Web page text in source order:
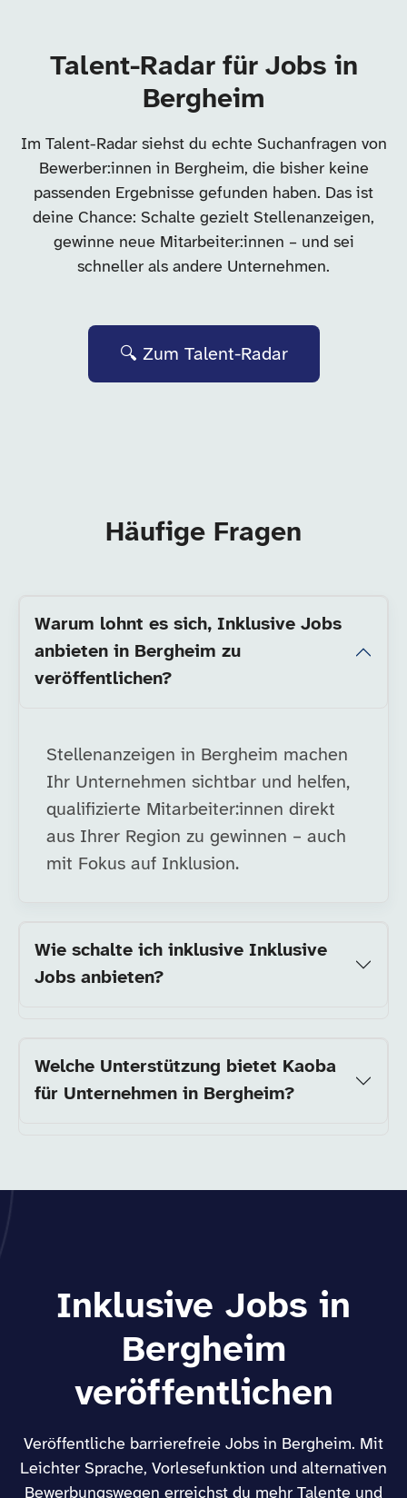
Talent-Radar für Jobs in
Bergheim
Im Talent-Radar siehst du echte Suchanfragen von
Bewerber:innen in Bergheim, die bisher keine
passenden Ergebnisse gefunden haben. Das ist
deine Chance: Schalte gezielt Stellenanzeigen,
gewinne neue Mitarbeiter:innen – und sei
schneller als andere Unternehmen.
🔍 Zum Talent-Radar
Häufige Fragen
Warum lohnt es sich, Inklusive Jobs
anbieten in Bergheim zu
veröffentlichen?
Stellenanzeigen in Bergheim machen
Ihr Unternehmen sichtbar und helfen,
qualifizierte Mitarbeiter:innen direkt
aus Ihrer Region zu gewinnen – auch
mit Fokus auf Inklusion.
Wie schalte ich inklusive Inklusive
Jobs anbieten?
Welche Unterstützung bietet Kaoba
für Unternehmen in Bergheim?
Inklusive Jobs in
Bergheim
veröffentlichen
Veröffentliche barrierefreie Jobs in Bergheim. Mit
Leichter Sprache, Vorlesefunktion und alternativen
Bewerbungswegen erreichst du mehr Talente und